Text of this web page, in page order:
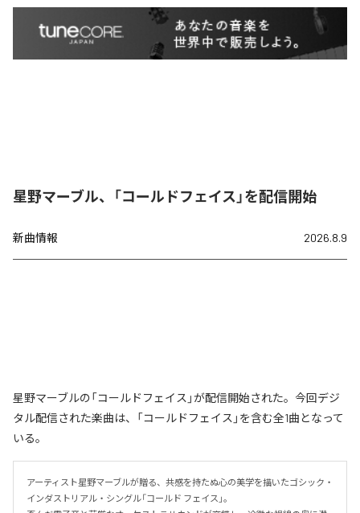
星野マーブル、「コールドフェイス」を配信開始
新曲情報 2026.8.9
星野マーブルの「コールドフェイス」が配信開始された。今回デジ
タル配信された楽曲は、「コールドフェイス」を含む全1曲となって
いる。
アーティスト星野マーブルが贈る、共感を持たぬ心の美学を描いたゴシック・
インダストリアル・シングル「コールド フェイス」。